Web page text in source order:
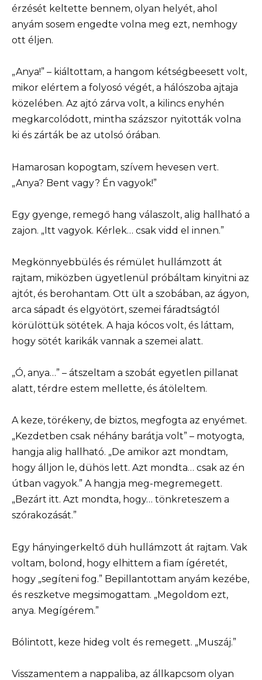
érzését keltette bennem, olyan helyét, ahol
anyám sosem engedte volna meg ezt, nemhogy
ott éljen.
„Anya!” – kiáltottam, a hangom kétségbeesett volt,
mikor elértem a folyosó végét, a hálószoba ajtaja
közelében. Az ajtó zárva volt, a kilincs enyhén
megkarcolódott, mintha százszor nyitották volna
ki és zárták be az utolsó órában.
Hamarosan kopogtam, szívem hevesen vert.
„Anya? Bent vagy? Én vagyok!”
Egy gyenge, remegő hang válaszolt, alig hallható a
zajon. „Itt vagyok. Kérlek… csak vidd el innen.”
Megkönnyebbülés és rémület hullámzott át
rajtam, miközben ügyetlenül próbáltam kinyitni az
ajtót, és berohantam. Ott ült a szobában, az ágyon,
arca sápadt és elgyötört, szemei fáradtságtól
körülöttük sötétek. A haja kócos volt, és láttam,
hogy sötét karikák vannak a szemei alatt.
„Ó, anya…” – átszeltam a szobát egyetlen pillanat
alatt, térdre estem mellette, és átöleltem.
A keze, törékeny, de biztos, megfogta az enyémet.
„Kezdetben csak néhány barátja volt” – motyogta,
hangja alig hallható. „De amikor azt mondtam,
hogy álljon le, dühös lett. Azt mondta… csak az én
útban vagyok.” A hangja meg-megremegett.
„Bezárt itt. Azt mondta, hogy… tönkreteszem a
szórakozását.”
Egy hányingerkeltő düh hullámzott át rajtam. Vak
voltam, bolond, hogy elhittem a fiam ígéretét,
hogy „segíteni fog.” Bepillantottam anyám kezébe,
és reszketve megsimogattam. „Megoldom ezt,
anya. Megígérem.”
Bólintott, keze hideg volt és remegett. „Muszáj.”
Visszamentem a nappaliba, az állkapcsom olyan